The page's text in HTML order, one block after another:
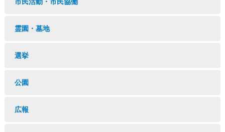
霊園・墓地
選挙
公園
広報